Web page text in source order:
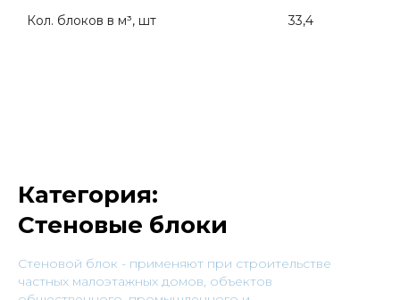
Кол. блоков в м³, шт 33,4
Категория:
Стеновые блоки
Cтеновой блок - применяют при строительстве
частных малоэтажных домов, объектов